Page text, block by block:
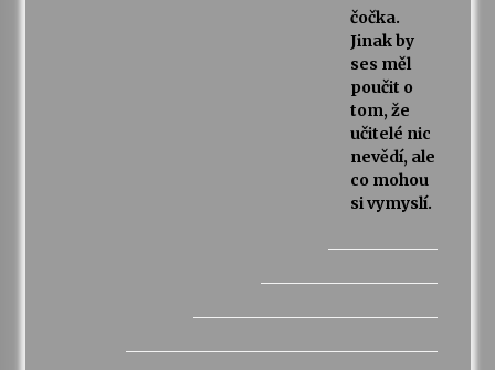
čočka.
Jinak by
ses měl
poučit o
tom, že
učitelé nic
nevědí, ale
co mohou
si vymyslí.